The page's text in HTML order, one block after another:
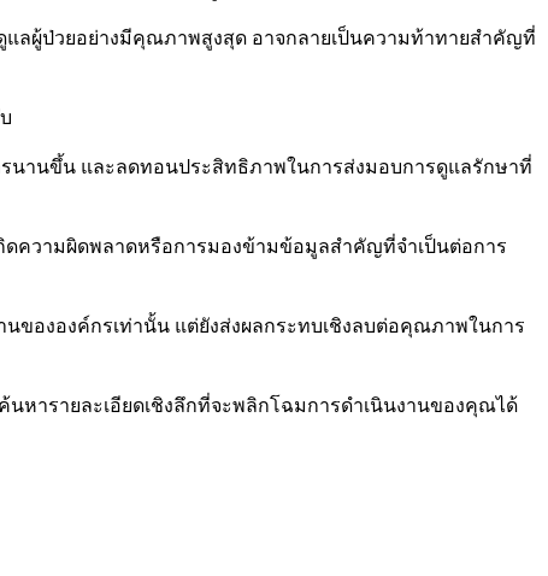
ลผู้ป่วยอย่างมีคุณภาพสูงสุด อาจกลายเป็นความท้าทายสำคัญที่
รนานขึ้น และลดทอนประสิทธิภาพในการส่งมอบการดูแลรักษาที่
ดความผิดพลาดหรือการมองข้ามข้อมูลสำคัญที่จำเป็นต่อการ
ขององค์กรเท่านั้น แต่ยังส่งผลกระทบเชิงลบต่อคุณภาพในการ
หารายละเอียดเชิงลึกที่จะพลิกโฉมการดำเนินงานของคุณได้